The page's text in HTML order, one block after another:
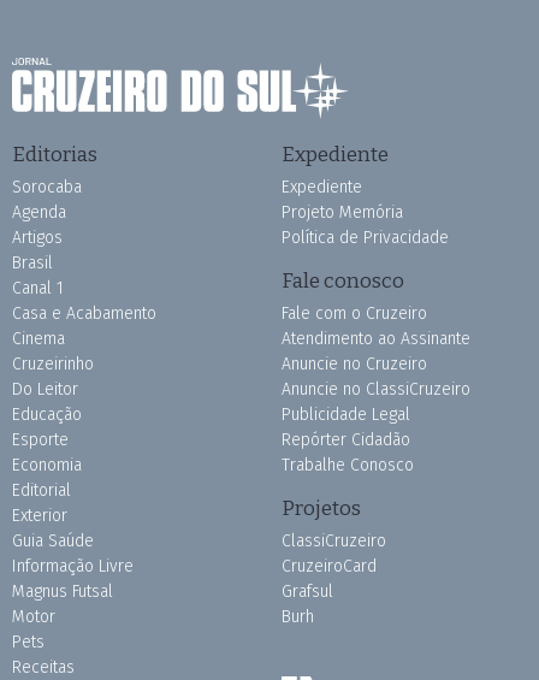
Editorias
Sorocaba
Agenda
Artigos
Brasil
Canal 1
Casa e Acabamento
Cinema
Cruzeirinho
Do Leitor
Educação
Esporte
Economia
Editorial
Exterior
Guia Saúde
Informação Livre
Magnus Futsal
Motor
Pets
Receitas
Expediente
Expediente
Projeto Memória
Política de Privacidade
Fale conosco
Fale com o Cruzeiro
Atendimento ao Assinante
Anuncie no Cruzeiro
Anuncie no ClassiCruzeiro
Publicidade Legal
Repórter Cidadão
Trabalhe Conosco
Projetos
ClassiCruzeiro
CruzeiroCard
Grafsul
Burh